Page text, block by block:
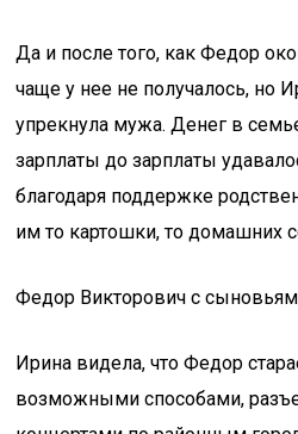
Да и после того, как Федор
чаще у нее не получалось, но
упрекнула мужа. Денег в
зарплаты до зарплаты
благодаря поддержке
им то картошки, то домашних
Федор Викторович с
Ирина видела, что Федор
возможными способами,